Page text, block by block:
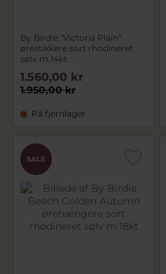
By Birdie "Victoria Plain"
ørestikkere sort rhodineret
sølv m.14kt
1.950,00 kr
1.560,00 kr
På fjernlager
SALE